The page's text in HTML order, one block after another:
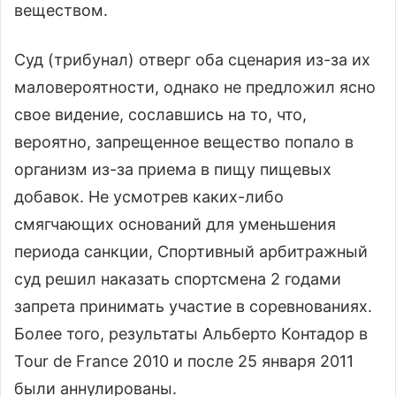
веществом.
Суд (трибунал) отверг оба сценария из-за их
маловероятности, однако не предложил ясно
свое видение, сославшись на то, что,
вероятно, запрещенное вещество попало в
организм из-за приема в пищу пищевых
добавок. Не усмотрев каких-либо
смягчающих оснований для уменьшения
периода санкции, Спортивный арбитражный
суд решил наказать спортсмена 2 годами
запрета принимать участие в соревнованиях.
Более того, результаты Альберто Контадор в
Tour de France 2010 и после 25 января 2011
были аннулированы.